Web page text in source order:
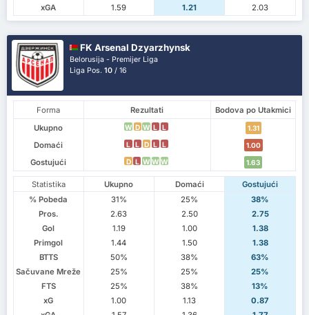
xGA
1.59 1.21 2.03
FK Arsenal Dzyarzhynsk
Belorusija - Premijer Liga
Liga Pos.10 / 16
Forma Rezultati
Bodova po Utakmici
Ukupno
W D W L L 1.31
Domaći L L D L L 1.00
Gostujući D L W W W 1.63
Statistika Ukupno Domaći
Gostujući
% Pobeda
31% 25%
38%
Pros.
2.63 2.50
2.75
Gol
1.19 1.00
1.38
Primgol
1.44 1.50
1.38
BTTS
50% 38%
63%
Sačuvane Mreže
25% 25%
25%
FTS
25% 38%
13%
xG
1.00 1.13
0.87